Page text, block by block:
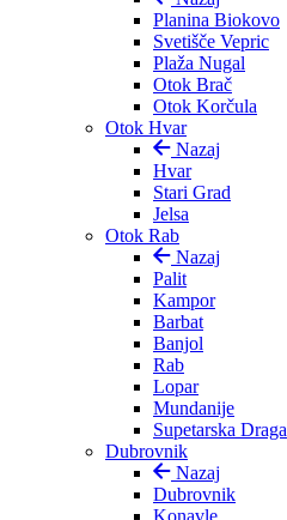
Planina Biokovo
Svetišče Vepric
Plaža Nugal
Otok Brač
Otok Korčula
Otok Hvar
Nazaj
Hvar
Stari Grad
Jelsa
Otok Rab
Nazaj
Palit
Kampor
Barbat
Banjol
Rab
Lopar
Mundanije
Supetarska Draga
Dubrovnik
Nazaj
Dubrovnik
Konavle